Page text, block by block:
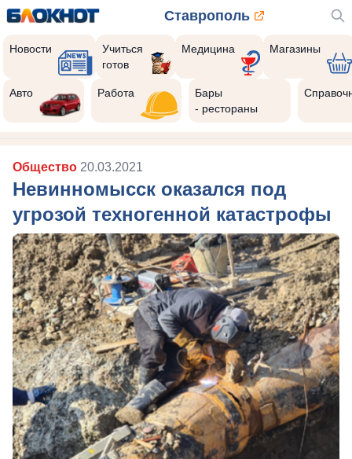
Ставрополь
Новости
Учиться
готов
Медицина Магазины
Авто Работа
Бары
- рестораны
Общество 20.03.2021
Невинномысск оказался под
угрозой техногенной катастрофы